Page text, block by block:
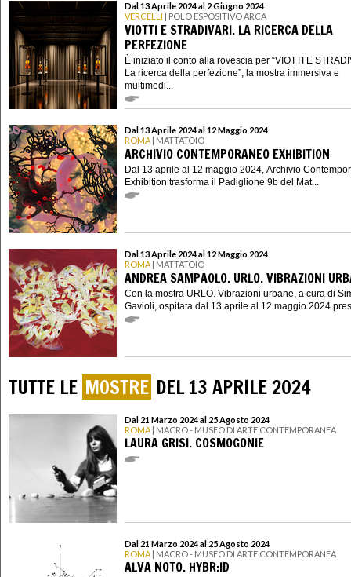
Dal 13 Aprile 2024 al 2 Giugno 2024
VERCELLI | POLO ESPOSITIVO ARCA
VIOTTI E STRADIVARI. LA RICERCA DELLA
PERFEZIONE
È iniziato il conto alla rovescia per “VIOTTI E
La ricerca della perfezione”, la mostra immersiva e
multimedi...
Dal 13 Aprile 2024 al 12 Maggio 2024
ROMA | MATTATOIO
ARCHIVIO CONTEMPORANEO EXHIBITION
Dal 13 aprile al 12 maggio 2024, Archivio
Exhibition trasforma il Padiglione 9b del Mat...
Dal 13 Aprile 2024 al 12 Maggio 2024
ROMA | MATTATOIO
ANDREA SAMPAOLO. URLO. VIBRAZIONI
Con la mostra URLO. Vibrazioni urbane, a cura di
Gavioli, ospitata dal 13 aprile al 12 maggio 2024
TUTTE LE MOSTRE DEL 13 APRILE 2024
Dal 21 Marzo 2024 al 25 Agosto 2024
ROMA | MACRO - MUSEO DI ARTE CONTEMPORANEA
LAURA GRISI. COSMOGONIE
Dal 21 Marzo 2024 al 25 Agosto 2024
ROMA | MACRO - MUSEO DI ARTE CONTEMPORANEA
ALVA NOTO. HYBR:ID